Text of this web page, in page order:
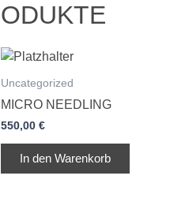
Uncategorized
MICRO NEEDLING
550,00 €
In den Warenkorb